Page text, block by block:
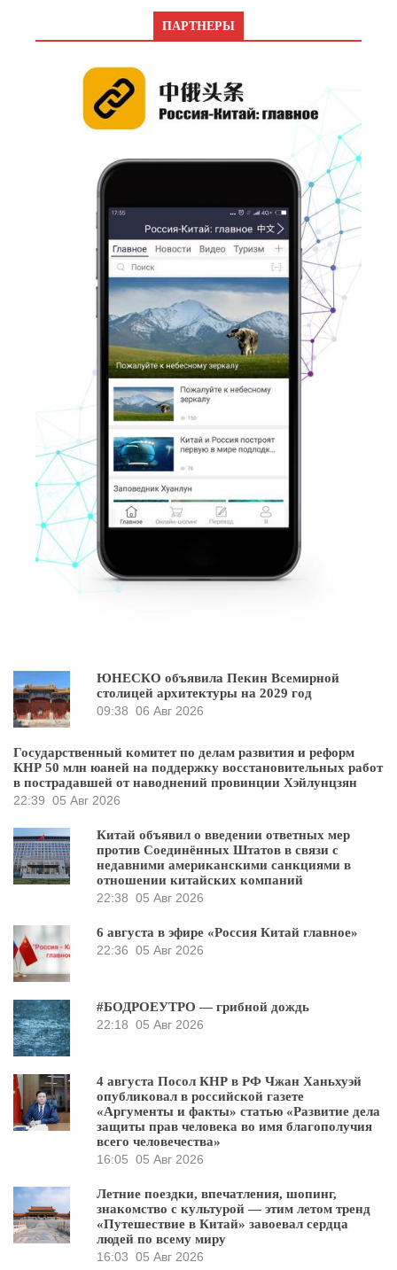
ПАРТНЕРЫ
ЮНЕСКО объявила Пекин Всемирной
столицей архитектуры на 2029 год
09:38 06 Авг 2026
Государственный комитет по делам развития и реформ
КНР 50 млн юаней на поддержку восстановительных работ
в пострадавшей от наводнений провинции Хэйлунцзян
22:39 05 Авг 2026
Китай объявил о введении ответных мер
против Соединённых Штатов в связи с
недавними американскими санкциями в
отношении китайских компаний
22:38 05 Авг 2026
6 августа в эфире «Россия Китай главное»
22:36 05 Авг 2026
#БОДРОЕУТРО — грибной дождь
22:18 05 Авг 2026
4 августа Посол КНР в РФ Чжан Ханьхуэй
опубликовал в российской газете
«Аргументы и факты» статью «Развитие дела
защиты прав человека во имя благополучия
всего человечества»
16:05 05 Авг 2026
Летние поездки, впечатления, шопинг,
знакомство с культурой — этим летом тренд
«Путешествие в Китай» завоевал сердца
людей по всему миру
16:03 05 Авг 2026